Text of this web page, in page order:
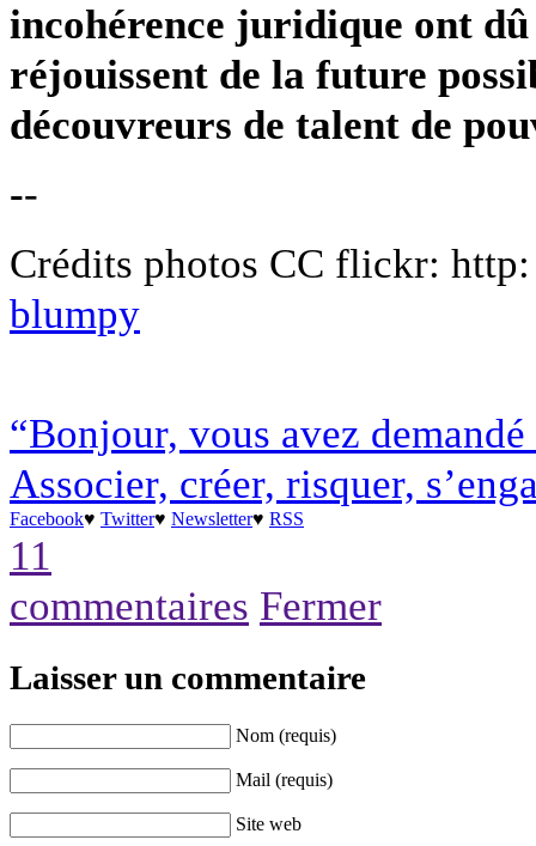
incohérence juridique ont dû
réjouissent de la future
découvreurs de talent de
--
Crédits photos CC flickr:
blumpy
“Bonjour, vous avez
Associer, créer, risquer,
Facebook♥ Twitter♥ Newsletter♥ RSS
11
commentaires Fermer
Laisser un commentaire
Nom (requis)
Mail (requis)
Site web